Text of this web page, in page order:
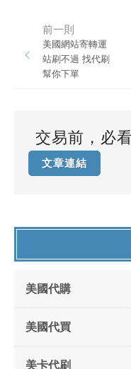
前一則
美國網站寄轉運
站刷不過 找代刷
幫你下單
交易前，必
文章連結
美國代購
美國代買
美卡代刷